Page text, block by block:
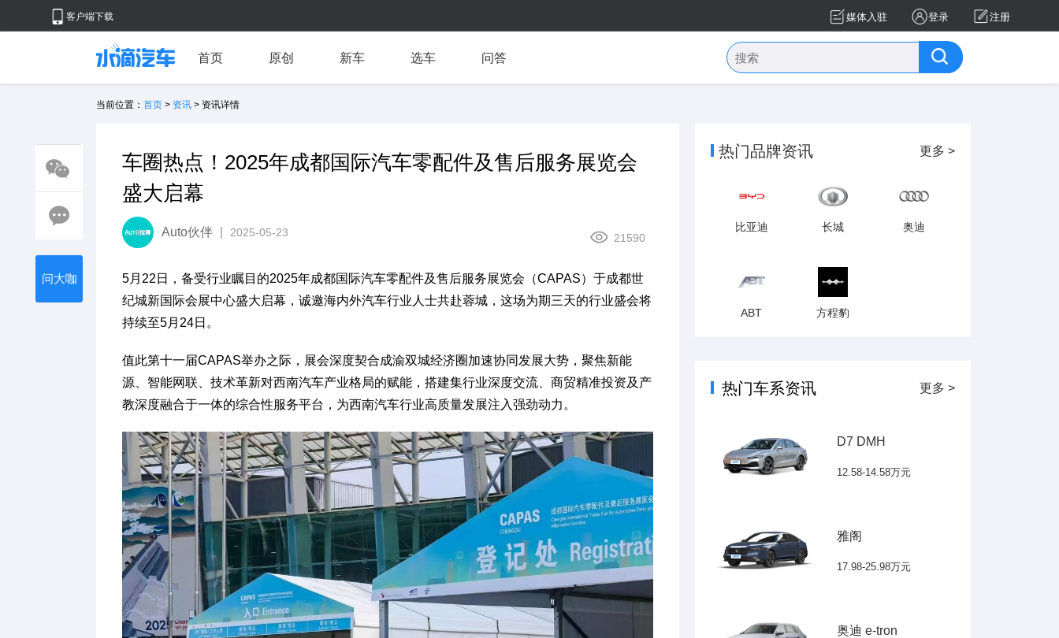
客户端下载 媒体入驻 登录 注册
首页 原创 新车 选车 问答
当前位置： 首页 > 资讯 > 资讯详情
问大咖
车圈热点！2025年成都国际汽车零配件及售后服务展览会
盛大启幕
Auto伙伴 2025-05-23 21590
5月22日，备受行业瞩目的2025年成都国际汽车零配件及售后服务展览会（CAPAS）于成都世
纪城新国际会展中心盛大启幕，诚邀海内外汽车行业人士共赴蓉城，这场为期三天的行业盛会将
持续至5月24日。
值此第十一届CAPAS举办之际，展会深度契合成渝双城经济圈加速协同发展大势，聚焦新能
源、智能网联、技术革新对西南汽车产业格局的赋能，搭建集行业深度交流、商贸精准投资及产
教深度融合于一体的综合性服务平台，为西南汽车行业高质量发展注入强劲动力。
热门品牌资讯 更多 >
比亚迪 长城 奥迪
ABT 方程豹
热门车系资讯 更多 >
D7 DMH
12.58-14.58万元
雅阁
17.98-25.98万元
奥迪 e-tron